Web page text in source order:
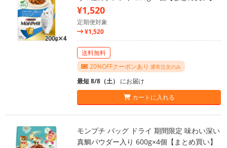
¥1,520
定期便対象
¥1,520
送料無料
20%OFFクーポンあり 通常注文のみ
最短 8/8（土） にお届け
カートに入れる
モンプチ バッグ ドライ 期間限定 味わい深い
真鯛パウダー入り 600g×4個【まとめ買い】